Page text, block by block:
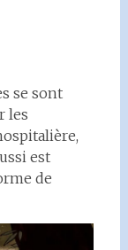
se sont
les
est
de